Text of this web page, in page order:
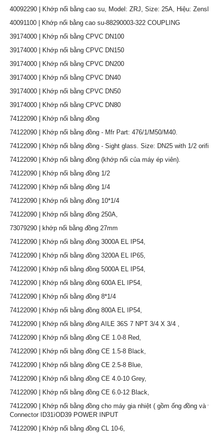
40092290 | Khớp nối bằng cao su, Model: ZRJ, Size: 25A, Hiệu: Zenshin,
40091100 | Khớp nối bằng cao su-88290003-322 COUPLING
39174000 | Khớp nối bằng CPVC DN100
39174000 | Khớp nối bằng CPVC DN150
39174000 | Khớp nối bằng CPVC DN200
39174000 | Khớp nối bằng CPVC DN40
39174000 | Khớp nối bằng CPVC DN50
39174000 | Khớp nối bằng CPVC DN80
74122090 | Khớp nối bằng đồng
74122090 | Khớp nối bằng đồng - Mfr Part: 476/1/M50/M40.
74122090 | Khớp nối bằng đồng - Sight glass. Size: DN25 with 1/2
74122090 | Khớp nối bằng đồng (khớp nối của máy ép viên).
74122090 | Khớp nối bằng đồng 1/2
74122090 | Khớp nối bằng đồng 1/4
74122090 | Khớp nối bằng đồng 10*1/4
74122090 | Khớp nối bằng đồng 250A,
73079290 | khớp nối bằng đồng 27mm
74122090 | Khớp nối bằng đồng 3000A EL IP54,
74122090 | Khớp nối bằng đồng 3200A EL IP65,
74122090 | Khớp nối bằng đồng 5000A EL IP54,
74122090 | Khớp nối bằng đồng 600A EL IP54,
74122090 | Khớp nối bằng đồng 8*1/4
74122090 | Khớp nối bằng đồng 800A EL IP54,
74122090 | Khớp nối bằng đồng AILE 36S 7 NPT 3/4 X 3/4 ,
74122090 | Khớp nối bằng đồng CE 1.0-8 Red,
74122090 | Khớp nối bằng đồng CE 1.5-8 Black,
74122090 | Khớp nối bằng đồng CE 2.5-8 Blue,
74122090 | Khớp nối bằng đồng CE 4.0-10 Grey,
74122090 | Khớp nối bằng đồng CE 6.0-12 Black,
74122090 | Khớp nối bằng đồng cho máy gia nhiệt ( gồm ống đồng và vỏ
Connector ID31ìOD39 POWER INPUT
74122090 | Khớp nối bằng đồng CL 10-6,